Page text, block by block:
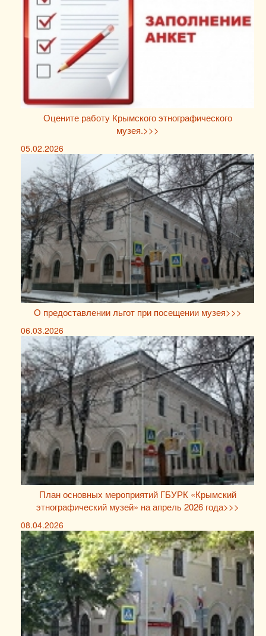
Оцените работу Крымского этнографического
музея.>>>
05.02.2026
О предоставлении льгот при посещении музея>>>
06.03.2026
План основных мероприятий ГБУРК «Крымский
этнографический музей» на апрель 2026 года>>>
08.04.2026